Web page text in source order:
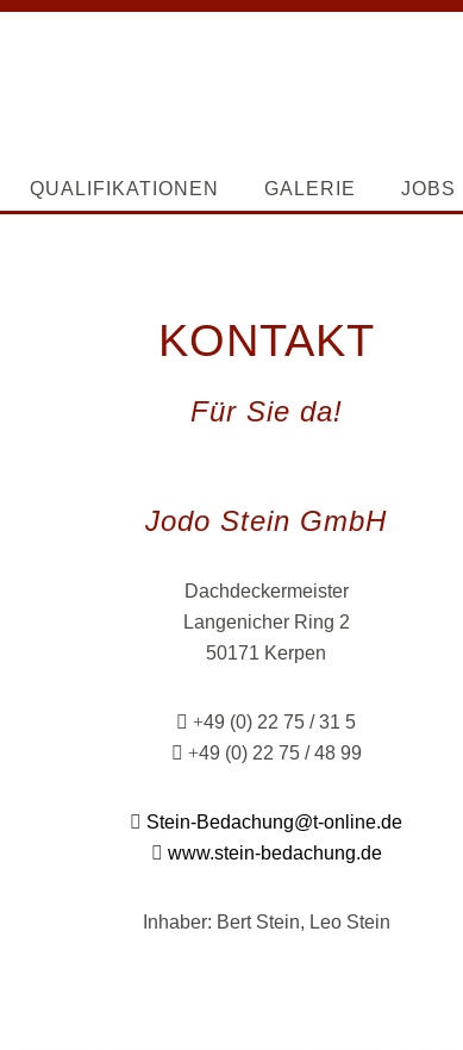
QUALIFIKATIONEN GALERIE JOBS
KONTAKT
Für Sie da!
Jodo Stein GmbH
Dachdeckermeister
Langenicher Ring 2
50171 Kerpen
+49 (0) 22 75 / 31 5
+49 (0) 22 75 / 48 99
Stein-Bedachung@t-online.de
www.stein-bedachung.de
Inhaber: Bert Stein, Leo Stein